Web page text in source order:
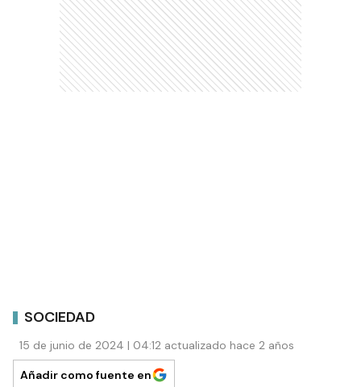
SOCIEDAD
15 de junio de 2024 | 04:12 actualizado hace 2 años
Añadir como fuente en